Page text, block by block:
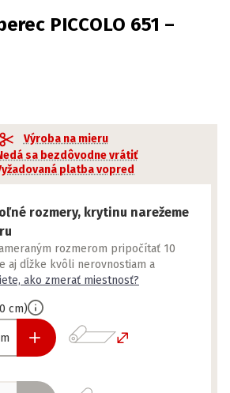
PICCOLO 651 –
Výroba na mieru
sa bezdôvodne vrátiť
platba vopred
rozmery, krytinu narežeme
rozmerom pripočítať 10
aj dĺžke kvôli nerovnostiam a
ako zmerať miestnosť?
cm)